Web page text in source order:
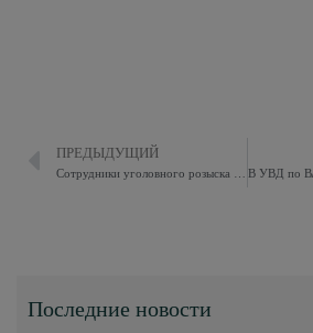
ПРЕДЫДУЩИЙ
Последние новости